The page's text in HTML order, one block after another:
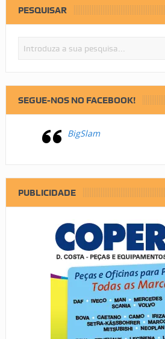
PESQUISAR
SEGUE-NOS NO FACEBOOK!
BigSlam
PUBLICIDADE